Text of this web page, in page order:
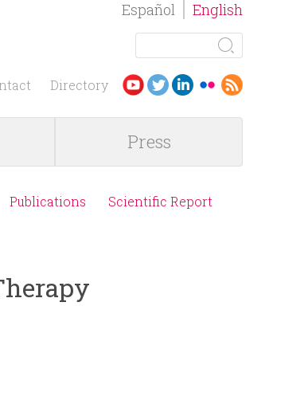
English
Español
S
a
e
a
r
c
h
Directory
Press
Publications
Scientific Report